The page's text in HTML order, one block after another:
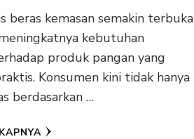
beras kemasan semakin terbuka
kebutuhan
produk pangan yang
Konsumen kini tidak hanya
berdasarkan …